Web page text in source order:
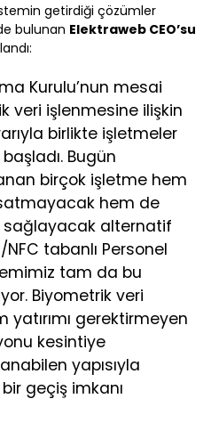
getirdiği çözümler
bulunan Elektraweb CEO’su
Kurulu’nun mesai
veri işlenmesine ilişkin
birlikte işletmeler
Bugün
birçok işletme hem
hem de
sağlayacak alternatif
NFC tabanlı Personel
tam da bu
Biyometrik veri
yatırımı gerektirmeyen
kesintiye
yapısıyla
geçiş imkanı